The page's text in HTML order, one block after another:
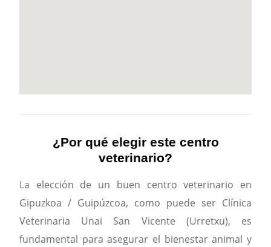
¿Por qué elegir este centro
veterinario?
La elección de un buen centro veterinario en
Gipuzkoa / Guipúzcoa, como puede ser Clínica
Veterinaria Unai San Vicente (Urretxu), es
fundamental para asegurar el bienestar animal y